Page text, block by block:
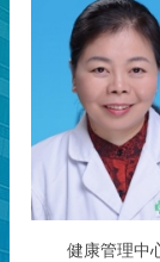
风湿免疫科